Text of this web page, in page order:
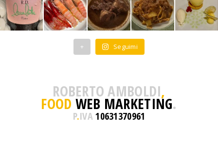
+ Seguimi
ROBERTO AMBOLDI,
FOOD WEB MARKETING.
P.IVA10631370961